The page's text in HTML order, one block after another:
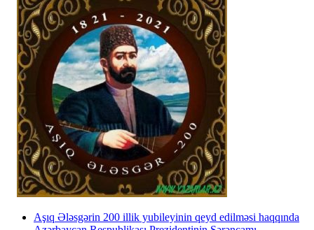
Aşıq Ələsgərin 200 illik yubileyinin qeyd edilməsi haqqında